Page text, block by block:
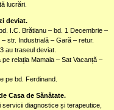
lucrări.
deviat.
I.C. Brătianu – bd. 1 Decembrie –
str. Industrială – Gară – retur.
au traseul deviat.
relația Mamaia – Sat Vacanță –
pe bd. Ferdinand.
Casa de Sănătate.
diagnostice și terapeutice,